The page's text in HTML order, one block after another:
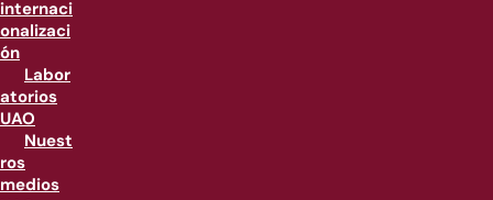
internaci
onalizaci
ón
Labor
atorios
UAO
Nuest
ros
medios